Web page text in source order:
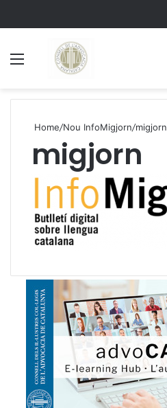
Home/Nou InfoMigjorn/migjorn
migjorn